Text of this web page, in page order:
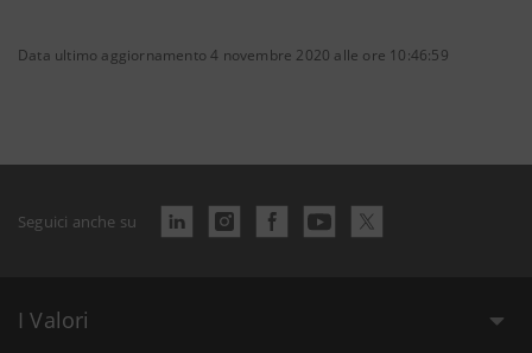
Data ultimo aggiornamento 4 novembre 2020 alle ore 10:46:59
Seguici anche su
I Valori